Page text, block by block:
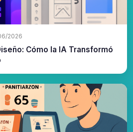
2026
Cómo la IA Transformó